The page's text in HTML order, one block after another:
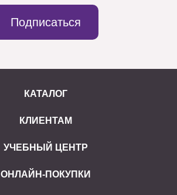
Подписаться
КАТАЛОГ
КЛИЕНТАМ
УЧЕБНЫЙ ЦЕНТР
ОНЛАЙН-ПОКУПКИ